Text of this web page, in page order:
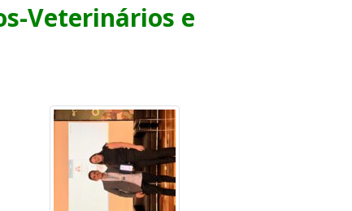
Veterinários e